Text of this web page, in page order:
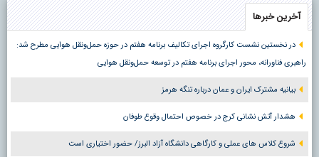
آخرین خبرها
در نخستین نشست کارگروه اجرای تکالیف برنامه هفتم در حوزه حمل‌ونقل هوایی مطرح شد:
راهبری فناورانه، محور اجرای برنامه هفتم در توسعه حمل‌ونقل هوایی
بیانیه مشترک ایران و عمان درباره تنگه هرمز
هشدار آتش نشانی کرج در خصوص احتمال وقوع طوفان
شروع کلاس های عملی و کارگاهی دانشگاه آزاد البرز/ حضور اختیاری است